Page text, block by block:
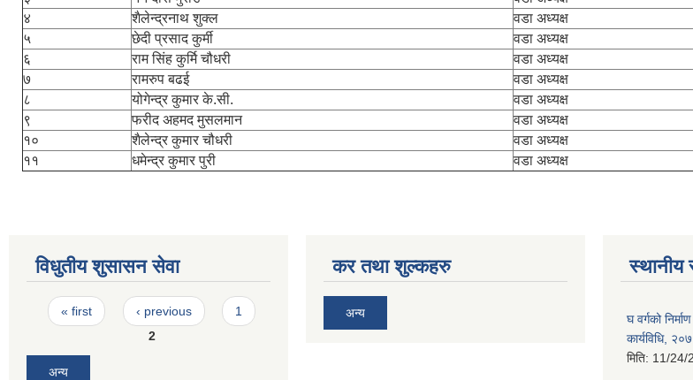
४
शैलेन्द्रनाथ शुक्ल वडा अध्यक्ष
५
छेदी प्रसाद कुर्मी वडा अध्यक्ष
६
राम सिंह कुर्मि चौधरी वडा अध्यक्ष
७
रामरुप बढई वडा अध्यक्ष
८
योगेन्द्र कुमार के.सी. वडा अध्यक्ष
९
फरीद अहमद मुसलमान वडा अध्यक्ष
१०
शैलेन्द्र कुमार चौधरी वडा अध्यक्ष
११
धमेन्द्र कुमार पुरी वडा अध्यक्ष
विधुतीय शुसासन सेवा
Pages
« first ‹ previous
1
2
अन्य
कर तथा शुल्कहरु
अन्य
स्थानीय
घ वर्गको
कार्यविधि,
मिति: 11/24/